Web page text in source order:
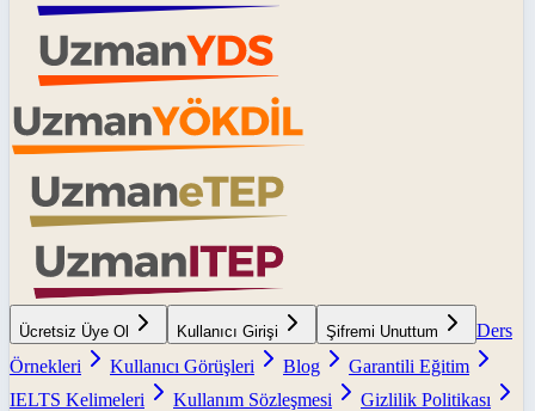
Ücretsiz Üye Ol Kullanıcı Girişi Şifremi Unuttum
Ders
Örnekleri
Kullanıcı Görüşleri Blog
Garantili Eğitim
IELTS Kelimeleri
Kullanım Sözleşmesi
Gizlilik Politikası